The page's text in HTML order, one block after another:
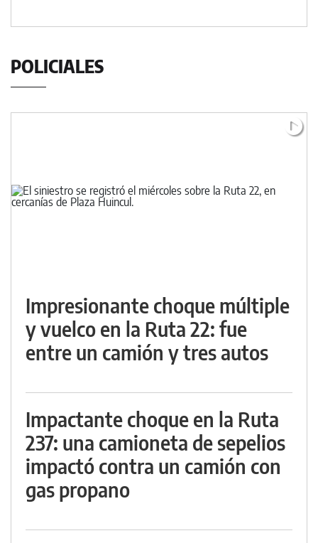
POLICIALES
Impresionante choque múltiple
y vuelco en la Ruta 22: fue
entre un camión y tres autos
Impactante choque en la Ruta
237: una camioneta de sepelios
impactó contra un camión con
gas propano